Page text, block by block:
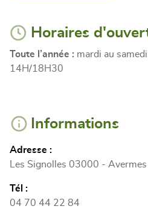
Horaires
Toute l’année : mardi au
14H/18H30
Informations
Adresse :
Les Signolles 03000 - Avermes
Tél :
04 70 44 22 84